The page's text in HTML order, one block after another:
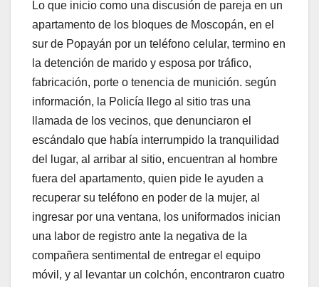
Lo que inicio como una discusión de pareja en un
apartamento de los bloques de Moscopán, en el
sur de Popayán por un teléfono celular, termino en
la detención de marido y esposa por tráfico,
fabricación, porte o tenencia de munición. según
información, la Policía llego al sitio tras una
llamada de los vecinos, que denunciaron el
escándalo que había interrumpido la tranquilidad
del lugar, al arribar al sitio, encuentran al hombre
fuera del apartamento, quien pide le ayuden a
recuperar su teléfono en poder de la mujer, al
ingresar por una ventana, los uniformados inician
una labor de registro ante la negativa de la
compañera sentimental de entregar el equipo
móvil, y al levantar un colchón, encontraron cuatro